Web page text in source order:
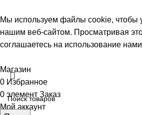
Мы используем файлы cookie, чтобы
нашим веб-сайтом. Просматривая
соглашаетесь на использование
Магазин
0 Избранное
0 элемент Заказ
Мой аккаунт